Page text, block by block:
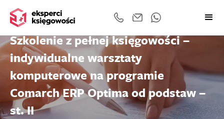
Szkolenie z pełnej księgowości –
indywidualne warsztaty
komputerowe na programie
Comarch ERP Optima od podstaw –
st. II